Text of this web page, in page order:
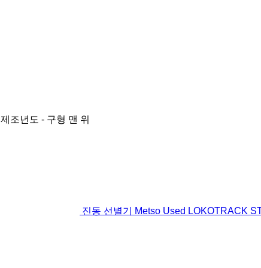
제조년도 - 구형 맨 위
진동 선별기 Metso Used LOKOTRACK